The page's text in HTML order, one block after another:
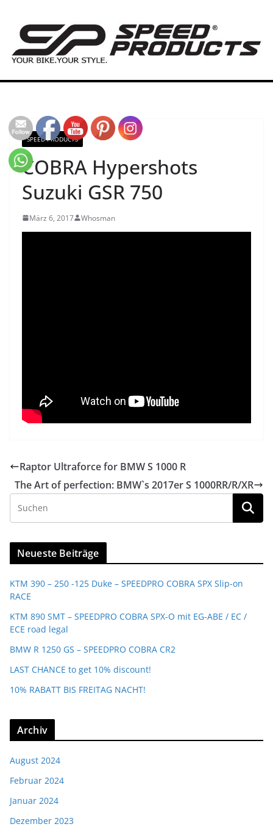
Inhalt
springen
SPEED PRODUCTS
COBRA Hypershots
Suzuki GSR 750
März 6, 2017 Whosman
Raptor Ultraforce for BMW S 1000 R
The Art of perfection: BMW`s 2017er S 1000RR/R/XR
Neueste Beiträge
KTM 390 – 250 -125 Duke – SPEEDPRO COBRA SPX Slip-on
RACE
KTM 890 SMT – SPEEDPRO COBRA SPX-O mit EG-ABE / EC /
ECE road legal
BMW R 1250 GS – SPEEDPRO COBRA CR2
LAST CHANCE to get 10% discount!
10% RABATT BIS FREITAG NACHT!
Archiv
August 2024
Februar 2024
Januar 2024
Dezember 2023